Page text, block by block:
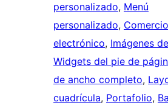
personalizado, Menú
personalizado, Comercio
electrónico, Imágenes
Widgets del pie de
de ancho completo,
cuadrícula, Portafolio,